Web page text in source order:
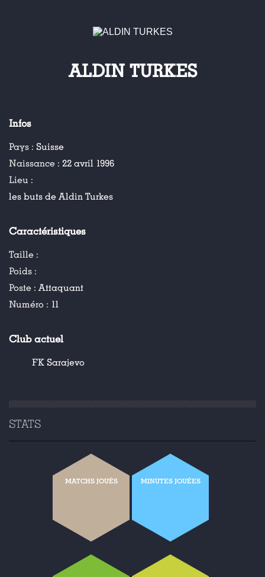
ALDIN TURKES
Infos
Pays : Suisse
Naissance : 22 avril 1996
Lieu :
les buts de Aldin Turkes
Caractéristiques
Taille :
Poids :
Poste : Attaquant
Numéro : 11
Club actuel
FK Sarajevo
STATS
MATCHS JOUÉS MINUTES JOUÉES